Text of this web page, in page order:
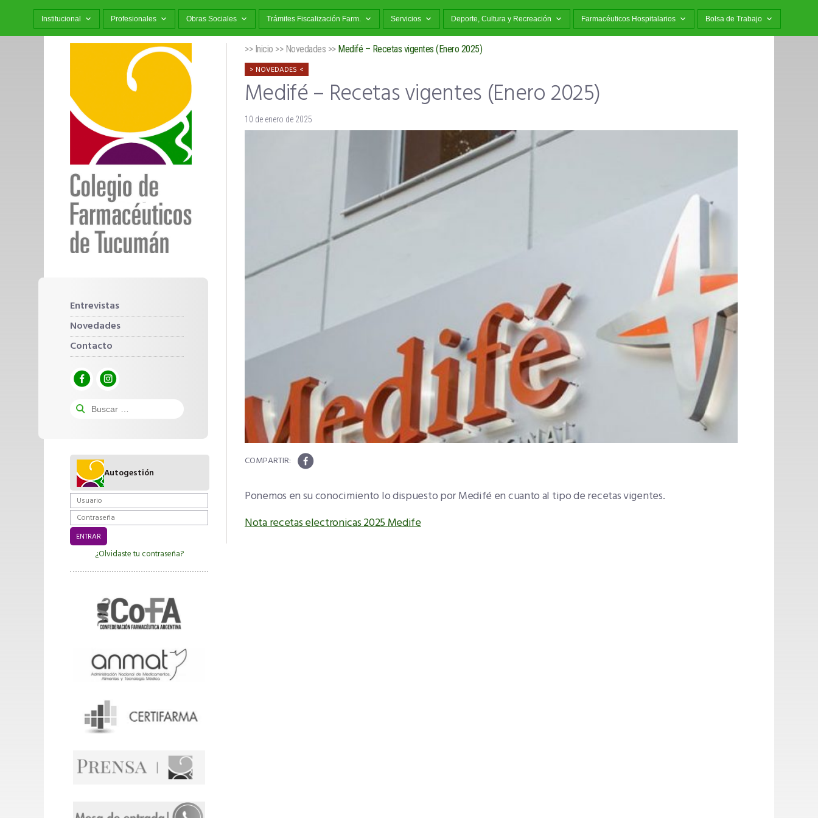
Institucional Profesionales Obras Sociales Trámites Fiscalización Farm. Servicios Deporte, Cultura y Recreación Farmacéuticos Hospitalarios Bolsa de Trabajo
Entrevistas
Novedades
Contacto
Autogestión
¿Olvidaste tu contraseña?
>> Inicio >> Novedades >> Medifé – Recetas vigentes (Enero 2025)
NOVEDADES
Medifé – Recetas vigentes (Enero 2025)
10 de enero de 2025
Ponemos en su conocimiento lo dispuesto por Medifé en cuanto al tipo de recetas vigentes.
Nota recetas electronicas 2025 Medife